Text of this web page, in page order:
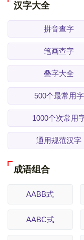
汉字大全
拼音查字
笔画查字
叠字大全
500个最常用字
1000个次常用
通用规范汉字
成语组合
AABB式
AABC式